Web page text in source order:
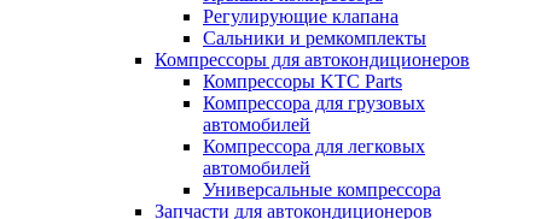
Регулирующие клапана
Сальники и ремкомплекты
Компрессоры для автокондиционеров
Компрессоры KTC Parts
Компрессора для грузовых
автомобилей
Компрессора для легковых
автомобилей
Универсальные компрессора
Запчасти для автокондиционеров